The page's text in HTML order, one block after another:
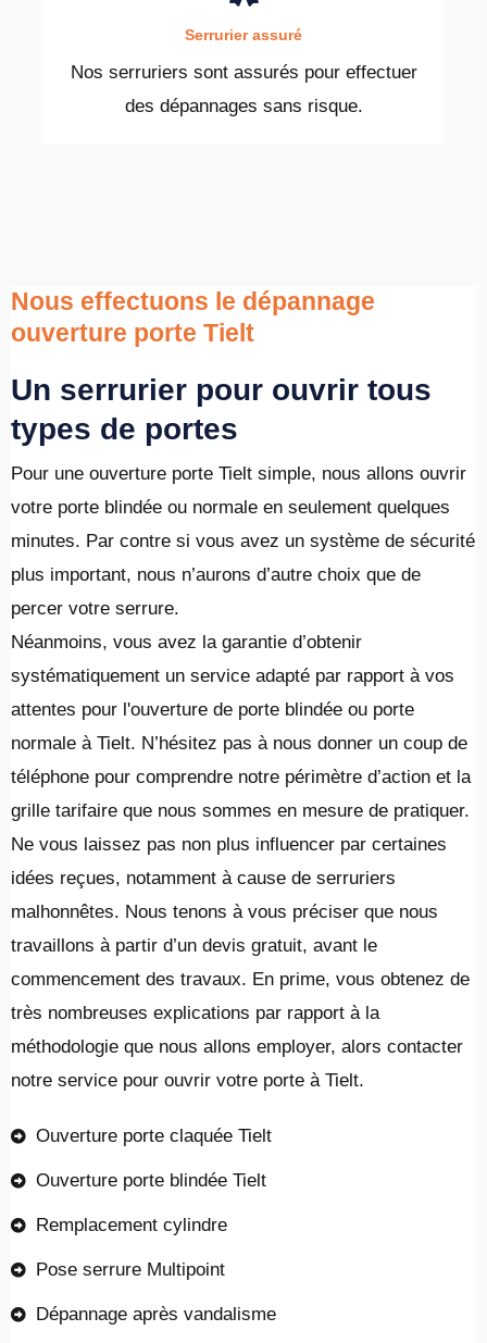
Serrurier assuré
Nos serruriers sont assurés pour effectuer
des dépannages sans risque.
Nous effectuons le dépannage
ouverture porte Tielt
Un serrurier pour ouvrir tous
types de portes
Pour une ouverture porte Tielt simple, nous allons ouvrir
votre porte blindée ou normale en seulement quelques
minutes. Par contre si vous avez un système de sécurité
plus important, nous n’aurons d’autre choix que de
percer votre serrure.
Néanmoins, vous avez la garantie d’obtenir
systématiquement un service adapté par rapport à vos
attentes pour l'ouverture de porte blindée ou porte
normale à Tielt. N’hésitez pas à nous donner un coup de
téléphone pour comprendre notre périmètre d’action et la
grille tarifaire que nous sommes en mesure de pratiquer.
Ne vous laissez pas non plus influencer par certaines
idées reçues, notamment à cause de serruriers
malhonnêtes. Nous tenons à vous préciser que nous
travaillons à partir d’un devis gratuit, avant le
commencement des travaux. En prime, vous obtenez de
très nombreuses explications par rapport à la
méthodologie que nous allons employer, alors contacter
notre service pour ouvrir votre porte à Tielt.
Ouverture porte claquée Tielt
Ouverture porte blindée Tielt
Remplacement cylindre
Pose serrure Multipoint
Dépannage après vandalisme